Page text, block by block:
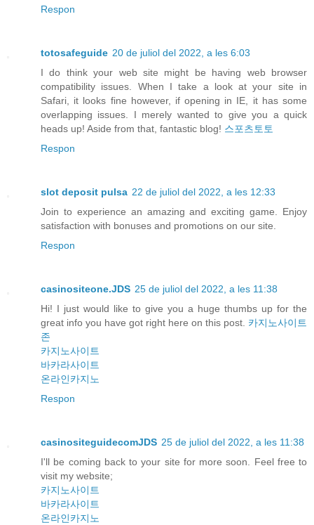
Respon
totosafeguide 20 de juliol del 2022, a les 6:03
I do think your web site might be having web browser
compatibility issues. When I take a look at your site in
Safari, it looks fine however, if opening in IE, it has some
overlapping issues. I merely wanted to give you a quick
heads up! Aside from that, fantastic blog! 스포츠토토
Respon
slot deposit pulsa 22 de juliol del 2022, a les 12:33
Join to experience an amazing and exciting game. Enjoy
satisfaction with bonuses and promotions on our site.
Respon
casinositeone.JDS 25 de juliol del 2022, a les 11:38
Hi! I just would like to give you a huge thumbs up for the
great info you have got right here on this post. 카지노사이트
존
카지노사이트
바카라사이트
온라인카지노
Respon
casinositeguidecomJDS 25 de juliol del 2022, a les 11:38
I'll be coming back to your site for more soon. Feel free to
visit my website;
카지노사이트
바카라사이트
온라인카지노